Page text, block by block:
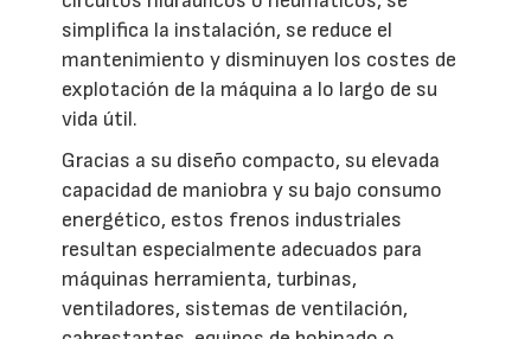
simplifica la instalación, se reduce el
mantenimiento y disminuyen los costes de
explotación de la máquina a lo largo de su
vida útil.
Gracias a su diseño compacto, su elevada
capacidad de maniobra y su bajo consumo
energético, estos frenos industriales
resultan especialmente adecuados para
máquinas herramienta, turbinas,
ventiladores, sistemas de ventilación,